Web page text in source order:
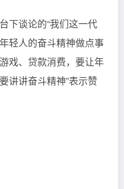
下谈论的“我们这一代
轻人的奋斗精神做点事
戏、贷款消费，要让年
讲讲奋斗精神”表示赞